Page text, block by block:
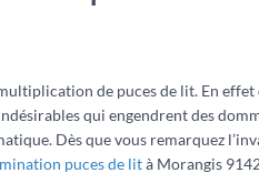
de puces de lit. En
qui engendrent des
Dès que vous remarquez
puces de lità Morangis